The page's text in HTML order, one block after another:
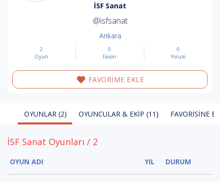
İSF Sanat
@isfsanat
Ankara
2
Oyun
0
Favori
0
Yorum
FAVORİME EKLE
OYUNLAR (2) OYUNCULAR & EKIP (11) FAVORISINE
İSF Sanat Oyunları / 2
OYUN ADI YIL DURUM